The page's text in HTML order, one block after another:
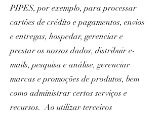
PIPES, por exemplo, para processar
cartões de crédito e pagamentos, envios
e entregas, hospedar, gerenciar e
prestar os nossos dados, distribuir e-
mails, pesquisa e análise, gerenciar
marcas e promoções de produtos, bem
como administrar certos serviços e
recursos. Ao utilizar terceiros